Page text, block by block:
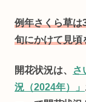
例年さくら草は
旬にかけて見頃
開花状況は、
さ
況（2024年）」